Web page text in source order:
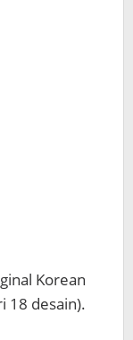
Korean
18 desain).